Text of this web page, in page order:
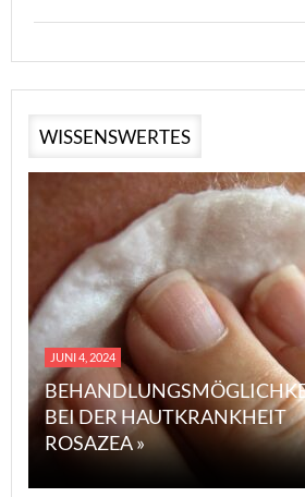
WISSENSWERTES
JUNI 4, 2024
BEI DER HAUTKRANKHEIT
ROSAZEA »